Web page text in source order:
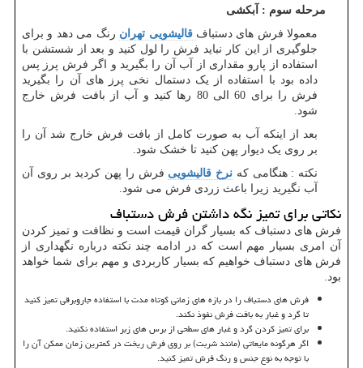
مرحله سوم : آبکشی
معمولا فرش های دستباف قالیشویی تهران رنگ می دهد و برای
جلوگیری از این کار نباید فرش را لول کنید و بعد از شستشن با
استفاده از پارو مقداری از آب آن را بگیرید و اگر فرش پرز پس
داده بود با استفاده از یک دستمال نخی پرز های آن را بگیرید
فرش را برای 60 الی 80 رها کنید و آب از بافت فرش خارج
شود.
بعد از اینکه آب به صورت کامل از بافت فرش خارج شد آن را
بر روی یک دیوار پهن کنید تا خشک شود.
نکته : هنگامی که نرخ قالیشویی فرش را پهن کردید بر روی آن
آب نگیرید زیرا باعث زردی فرش می شود.
نکاتی برای تمیز نگه داشتن فرش دستباف
فرش های دستباف که بسیار گران قیمت است و نظافت و تمیز کردن
آن امری بسیار مهم است که در ادامه چند نکته درباره نگهداری از
فرش های دستباف خواهیم که بسیار کاربردی و مهم برای شما خواهد
بود.
فرش های دستباف را در بازه های زمانی کوتاه مدت با استفاده جاروبرقی تمیز کنید
تا گرد و غبار به بافت فرش نفوذ نکند.
برای تمیز کردن گرد و غبار های سطحی از برس های زبر استفاده نکنید.
اگر هرگونه مایعاتی (مانند شربت) بر روی فرش ریخت در کمترین زمان ممکن آن را
با توجه به نوع جنس و رنگ فرش تمیز کنید.